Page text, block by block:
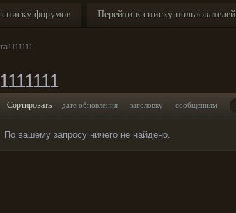
форумов Перейти к списку пользователей
Сортировать дате обновления заголовку сообщениям
По вашему запросу ничего не найдено.